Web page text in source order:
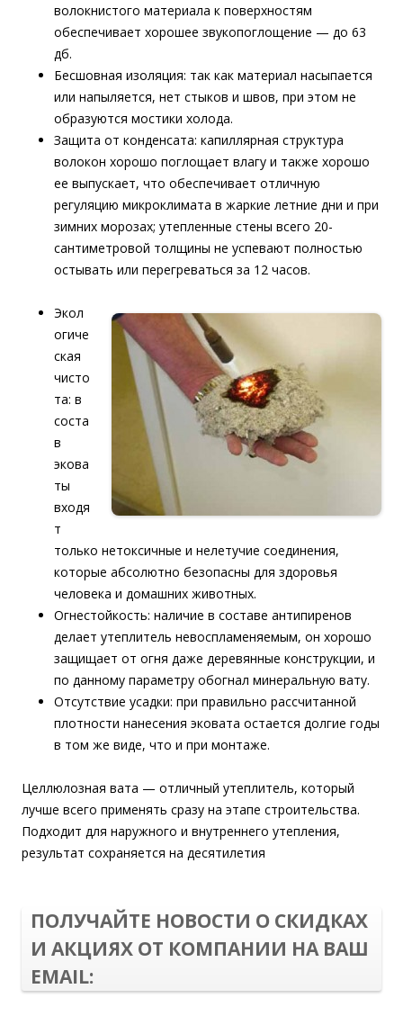
волокнистого материала к поверхностям
обеспечивает хорошее звукопоглощение — до 63
дб.
Бесшовная изоляция: так как материал насыпается
или напыляется, нет стыков и швов, при этом не
образуются мостики холода.
Защита от конденсата: капиллярная структура
волокон хорошо поглощает влагу и также хорошо
ее выпускает, что обеспечивает отличную
регуляцию микроклимата в жаркие летние дни и при
зимних морозах; утепленные стены всего 20-
сантиметровой толщины не успевают полностью
остывать или перегреваться за 12 часов.
Экол
огиче
ская
чисто
та: в
соста
в
экова
ты
входя
т
только нетоксичные и нелетучие соединения,
которые абсолютно безопасны для здоровья
человека и домашних животных.
Огнестойкость: наличие в составе антипиренов
делает утеплитель невоспламеняемым, он хорошо
защищает от огня даже деревянные конструкции, и
по данному параметру обогнал минеральную вату.
Отсутствие усадки: при правильно рассчитанной
плотности нанесения эковата остается долгие годы
в том же виде, что и при монтаже.
Целлюлозная вата — отличный утеплитель, который
лучше всего применять сразу на этапе строительства.
Подходит для наружного и внутреннего утепления,
результат сохраняется на десятилетия
ПОЛУЧАЙТЕ НОВОСТИ О СКИДКАХ
И АКЦИЯХ ОТ КОМПАНИИ НА ВАШ
EMAIL: